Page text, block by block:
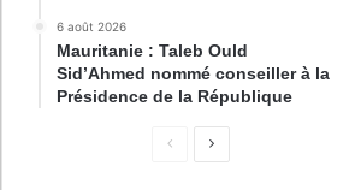
6 août 2026
Mauritanie : Taleb Ould
Sid’Ahmed nommé conseiller à la
Présidence de la République